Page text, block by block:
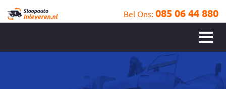
Bel Ons: 085 06 44 880